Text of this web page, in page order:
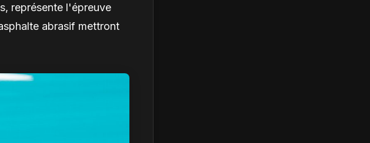
représente l'épreuve
abrasif mettront